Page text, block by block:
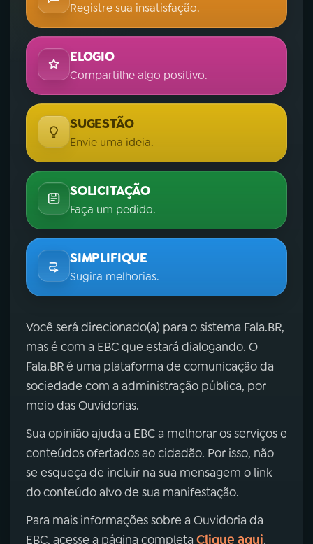
Registre sua insatisfação.
ELOGIO
Compartilhe algo positivo.
SUGESTÃO
Envie uma ideia.
SOLICITAÇÃO
Faça um pedido.
SIMPLIFIQUE
Sugira melhorias.
Você será direcionado(a) para o sistema Fala.BR,
mas é com a EBC que estará dialogando. O
Fala.BR é uma plataforma de comunicação da
sociedade com a administração pública, por
meio das Ouvidorias.
Sua opinião ajuda a EBC a melhorar os serviços e
conteúdos ofertados ao cidadão. Por isso, não
se esqueça de incluir na sua mensagem o link
do conteúdo alvo de sua manifestação.
Para mais informações sobre a Ouvidoria da
EBC, acesse a página completa Clique aqui.